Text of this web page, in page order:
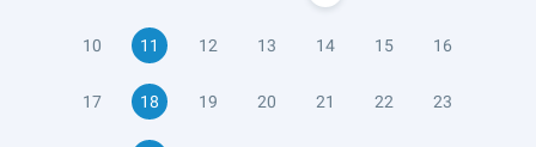
10 11 12 13 14 15 16
17 18 19 20 21 22 23